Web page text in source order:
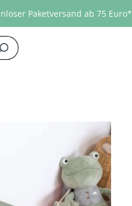
Paketversand ab 75 Euro*